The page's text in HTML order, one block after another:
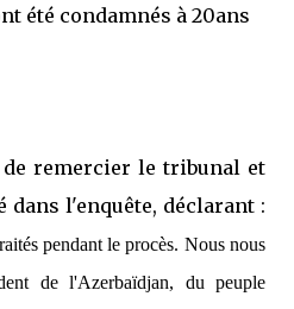
été condamnés à 20ans
remercier le tribunal et
l'enquête, déclarant :
pendant le procès. Nous nous
de l'Azerbaïdjan, du peuple